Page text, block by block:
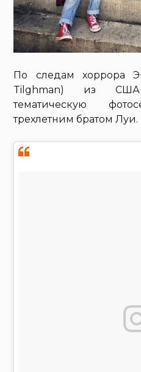
По следам хоррора
Tilghman) из
тематическую
трехлетним братом Луи.